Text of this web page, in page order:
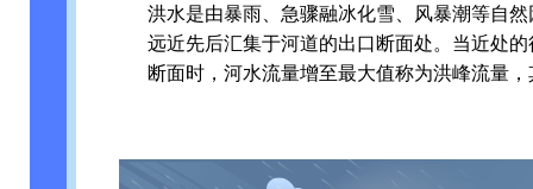
洪水是由暴雨、急骤融冰化雪、风暴潮等自
远近先后汇集于河道的出口断面处。当近处
断面时，河水流量增至最大值称为洪峰流量